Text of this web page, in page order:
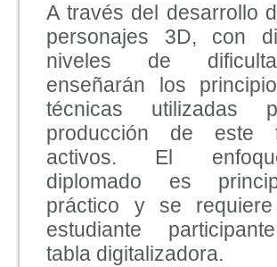
A través del desarrollo
personajes 3D, con
niveles de
enseñarán los
técnicas utilizadas
producción de este
activos. El
diplomado es
práctico y se
estudiante
tabla digitalizadora.